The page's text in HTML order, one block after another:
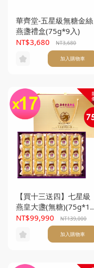
華齊堂-五星級無糖金絲
燕盞禮盒(75g*9入)
NT$3,680
NT3,680
加入購物車
【買十三送四】七星級
燕皇大盞(無糖)(75g*15
入/盒) *17盒
NT$99,990 NT139,000
加入購物車